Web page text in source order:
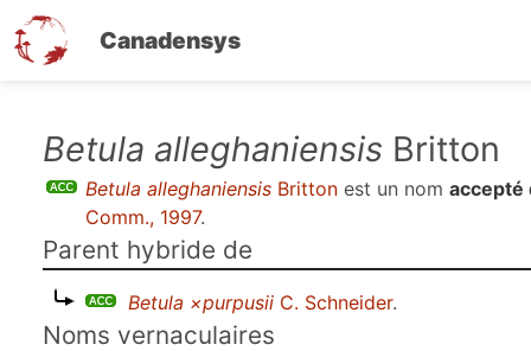
Canadensys
contenu
Betula alleghaniensis Britton
Betula alleghaniensis Britton est un nom accepté
Comm., 1997.
Parent hybride de
Betula ×purpusii C. Schneider.
Noms vernaculaires